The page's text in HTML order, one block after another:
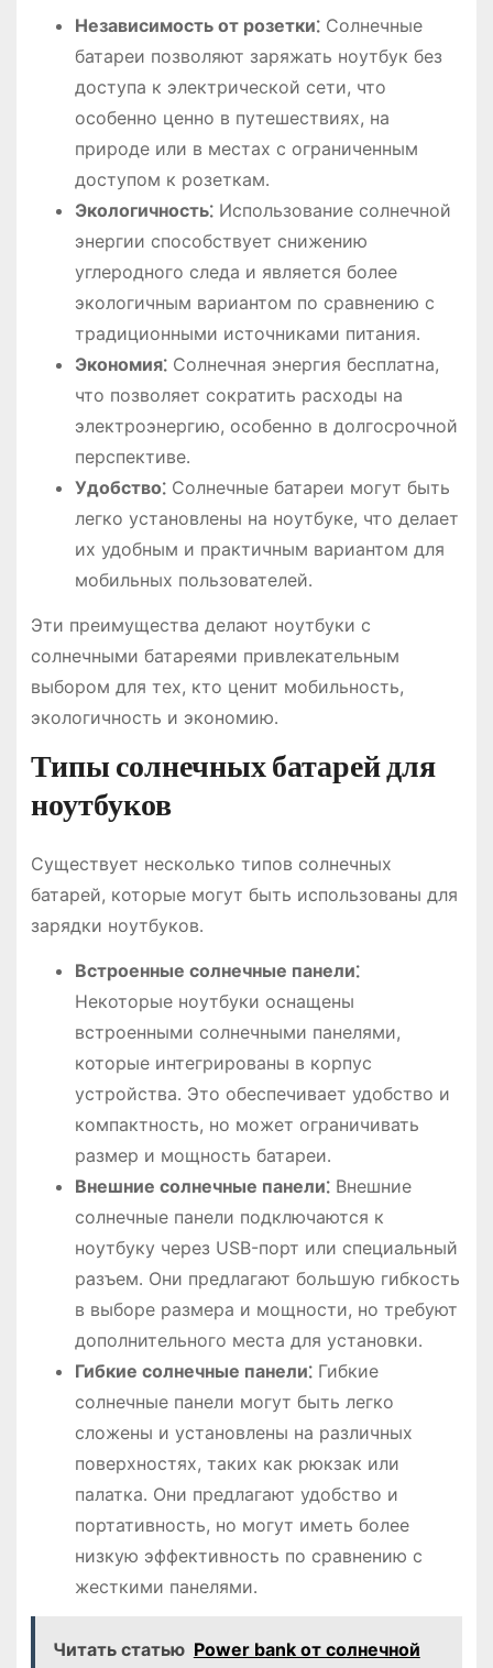
Независимость от розетки⁚Солнечные
батареи позволяют заряжать ноутбук без
доступа к электрической сети, что
особенно ценно в путешествиях, на
природе или в местах с ограниченным
доступом к розеткам․
Экологичность⁚Использование солнечной
энергии способствует снижению
углеродного следа и является более
экологичным вариантом по сравнению с
традиционными источниками питания․
Экономия⁚Солнечная энергия бесплатна,
что позволяет сократить расходы на
электроэнергию, особенно в долгосрочной
перспективе․
Удобство⁚Солнечные батареи могут быть
легко установлены на ноутбуке, что делает
их удобным и практичным вариантом для
мобильных пользователей․
Эти преимущества делают ноутбуки с
солнечными батареями привлекательным
выбором для тех, кто ценит мобильность,
экологичность и экономию․
Типы солнечных батарей для
ноутбуков
Существует несколько типов солнечных
батарей, которые могут быть использованы для
зарядки ноутбуков․
Встроенные солнечные панели⁚
Некоторые ноутбуки оснащены
встроенными солнечными панелями,
которые интегрированы в корпус
устройства․ Это обеспечивает удобство и
компактность, но может ограничивать
размер и мощность батареи․
Внешние солнечные панели⁚Внешние
солнечные панели подключаются к
ноутбуку через USB-порт или специальный
разъем․ Они предлагают большую гибкость
в выборе размера и мощности, но требуют
дополнительного места для установки․
Гибкие солнечные панели⁚Гибкие
солнечные панели могут быть легко
сложены и установлены на различных
поверхностях, таких как рюкзак или
палатка․ Они предлагают удобство и
портативность, но могут иметь более
низкую эффективность по сравнению с
жесткими панелями․
Читать статью Power bank от солнечной